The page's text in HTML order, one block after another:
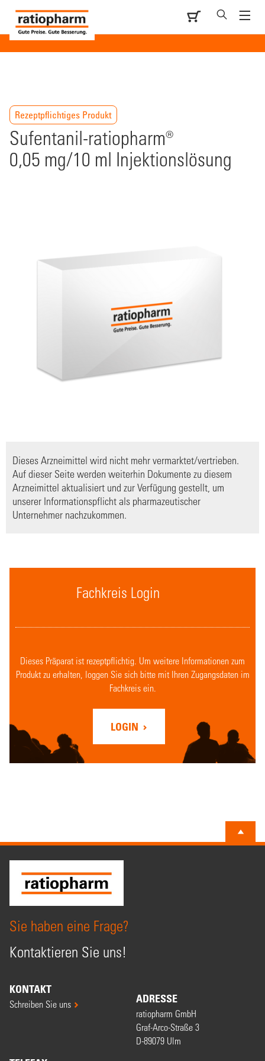
Rezeptpflichtiges Produkt
Sufentanil-ratiopharm®
0,05 mg/10 ml Injektionslösung
Dieses Arzneimittel wird nicht mehr vermarktet/vertrieben.
Auf dieser Seite werden weiterhin Dokumente zu diesem
Arzneimittel aktualisiert und zur Verfügung gestellt, um
unserer Informationspflicht als pharmazeutischer
Unternehmer nachzukommen.
Fachkreis Login
Dieses Präparat ist rezeptpflichtig. Um weitere Informationen zum
Produkt zu erhalten, loggen Sie sich bitte mit Ihren Zugangsdaten im
Fachkreis ein.
LOGIN
Sie haben eine Frage?
Kontaktieren Sie uns!
KONTAKT
Schreiben Sie uns ADRESSE
ratiopharm GmbH
Graf-Arco-Straße 3
D-89079 Ulm